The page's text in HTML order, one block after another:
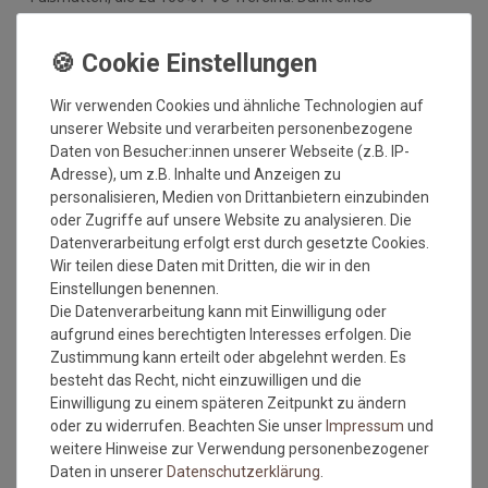
hochwertigen Gummirückens sind die Fußmatten absolut
Fußbodenheizungen steht somit nichts mehr im Wege.
Vor dem ersten Gebrauch waschen Sie die Fußmatte separat
bei angegebener Temperatur mit Feinwaschmittel und legen
sie flach zum Trocknen aus. Dadurch richten sich die Fasern
auf, der Mattenflor wird aktiviert und transportbedingte Falten
und Knicke werden wieder glatt. Pflegen Sie so Ihre
Fußmatte regelmäßig und Sie werden überrascht sein, wie
viele Jahre Qualität und Farbe erhalten bleiben.
Waschtipps:
Matten, die nicht mehr in die Waschmaschine passen, können
mit einem Dampfstrahler (aus Entfernung) gereinigt werden
oder bei einer Wäscherei abgegeben werden. Ganz wichtig ist
auch, dass man die Matten nicht gefaltet und auch nicht mit
anderen Wäschestücken in die Maschine legt, damit die Matte
nicht mit Knicken wieder aus der Maschine kommt. Dies ist
kein Materialfehler und stellt auch keinen Reklamationsgrund
dar.
Wir verwenden Cookies und ähnliche Technologien auf
unserer Website und verarbeiten personenbezogene
Daten von Besucher:innen unserer Webseite (z.B. IP-
Adresse), um z.B. Inhalte und Anzeigen zu
personalisieren, Medien von Drittanbietern einzubinden
oder Zugriffe auf unsere Website zu analysieren. Die
Datenverarbeitung erfolgt erst durch gesetzte Cookies.
Wir teilen diese Daten mit Dritten, die wir in den
Einstellungen benennen.
Die Datenverarbeitung kann mit Einwilligung oder
aufgrund eines berechtigten Interesses erfolgen. Die
Zustimmung kann erteilt oder abgelehnt werden. Es
besteht das Recht, nicht einzuwilligen und die
Einwilligung zu einem späteren Zeitpunkt zu ändern
oder zu widerrufen. Beachten Sie unser Impressum und
weitere Hinweise zur Verwendung personenbezogener
Daten in unserer Daten­schutz­erklärung